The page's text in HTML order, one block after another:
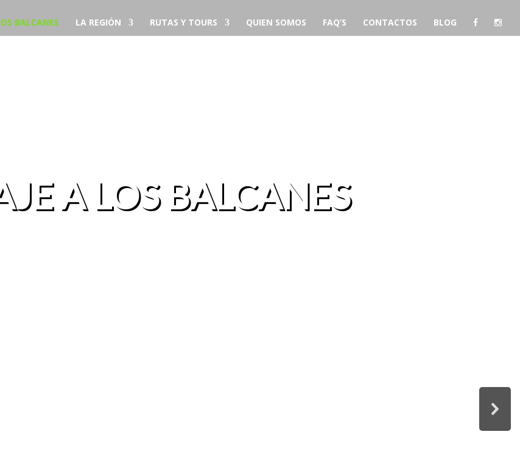
BALCANES LA REGIÓN RUTAS Y TOURS QUIEN SOMOS FAQ’S CONTACTOS BLOG